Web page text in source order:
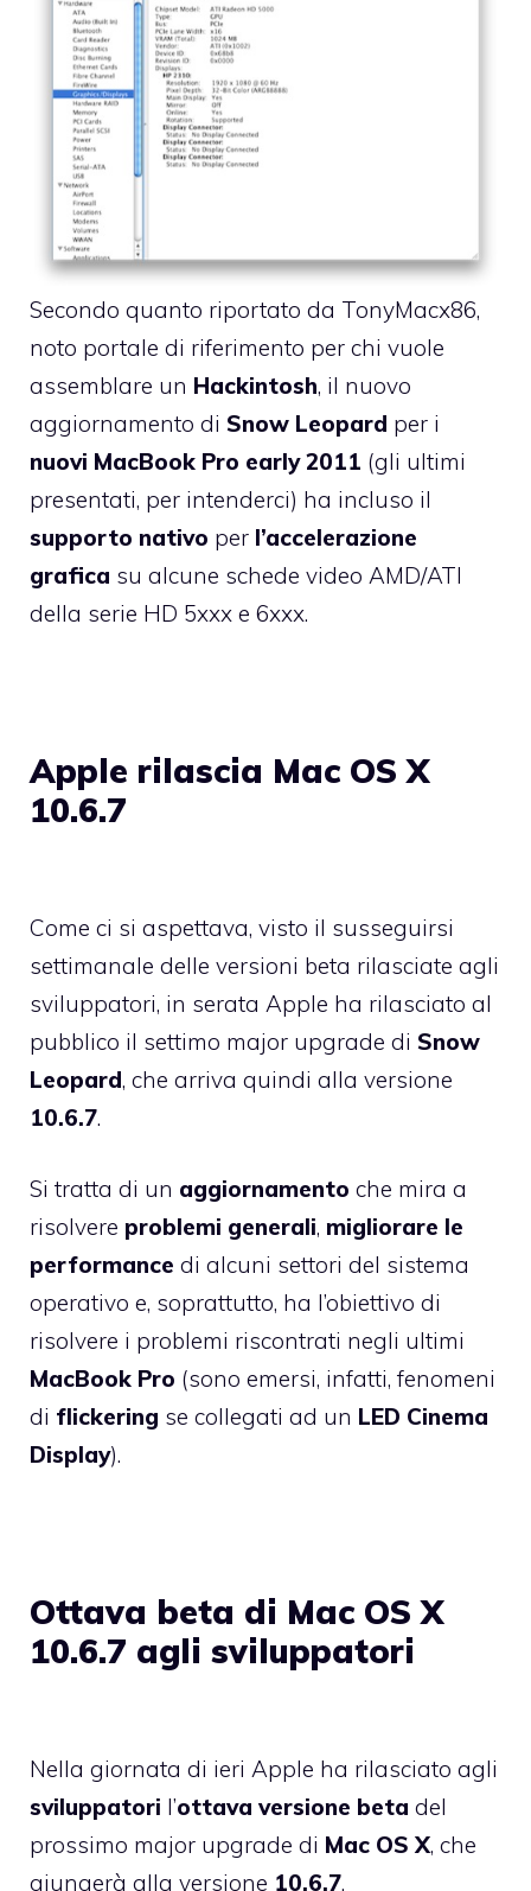
Secondo quanto riportato da TonyMacx86,
noto portale di riferimento per chi vuole
assemblare un Hackintosh, il nuovo
aggiornamento di Snow Leopard per i
nuovi MacBook Pro early 2011 (gli ultimi
presentati, per intenderci) ha incluso il
supporto nativo per l’accelerazione
grafica su alcune schede video AMD/ATI
della serie HD 5xxx e 6xxx.
Apple rilascia Mac OS X
10.6.7
Come ci si aspettava, visto il susseguirsi
settimanale delle versioni beta rilasciate agli
sviluppatori, in serata Apple ha rilasciato al
pubblico il settimo major upgrade di Snow
Leopard, che arriva quindi alla versione
10.6.7.
Si tratta di un aggiornamento che mira a
risolvere problemi generali, migliorare le
performance di alcuni settori del sistema
operativo e, soprattutto, ha l’obiettivo di
risolvere i problemi riscontrati negli ultimi
MacBook Pro (sono emersi, infatti, fenomeni
di flickering se collegati ad un LED Cinema
Display).
Ottava beta di Mac OS X
10.6.7 agli sviluppatori
Nella giornata di ieri Apple ha rilasciato agli
sviluppatori l’ottava versione beta del
prossimo major upgrade di Mac OS X, che
giungerà alla versione 10.6.7.